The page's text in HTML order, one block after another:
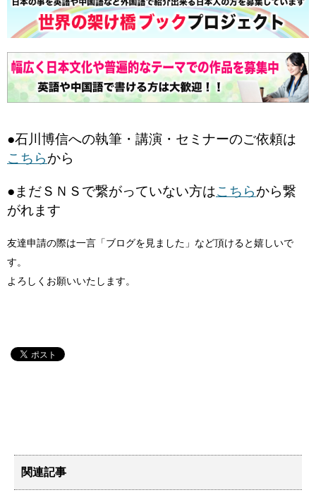
●石川博信への執筆・講演・セミナーのご依頼は
こちらから
●まだＳＮＳで繋がっていない方はこちらから繋
がれます
友達申請の際は一言「ブログを見ました」など頂けると嬉しいで
す。
よろしくお願いいたします。
関連記事